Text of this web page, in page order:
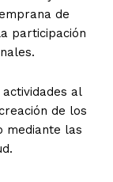
de
participación
al
de los
mediante las